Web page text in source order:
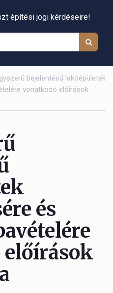
építési jogi kérdéseire!
bejelentésű lakóépületek
vonatkozó előírások
és